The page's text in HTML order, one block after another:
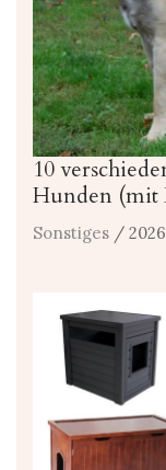
10
Hunden (mit
Sonstiges / 2026